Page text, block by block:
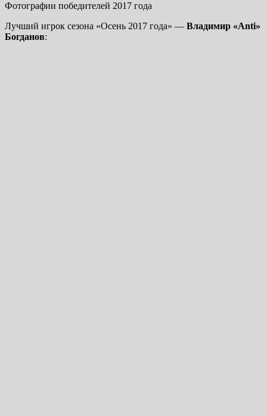
Фотографии победителей 2017 года
Лучший игрок сезона «Осень 2017 года» — Владимир «Anti»
Богданов: